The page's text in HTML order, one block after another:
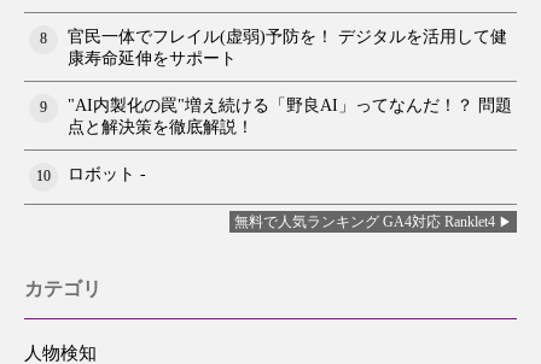
8
官民一体でフレイル(虚弱)予防を！ デジタルを活用して健
康寿命延伸をサポート
9
"AI内製化の罠"増え続ける「野良AI」ってなんだ！？ 問題
点と解決策を徹底解説！
10 ロボット -
無料で人気ランキング GA4対応 Ranklet4
カテゴリ
人物検知